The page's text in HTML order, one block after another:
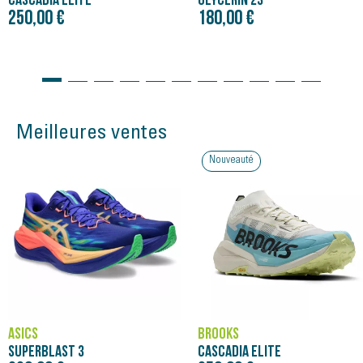
250,00 € 180,00 €
Meilleures ventes
ASICS
SUPERBLAST 3
Nouveauté
BROOKS
CASCADIA ELITE